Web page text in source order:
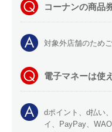
コーナンの商品
対象外店舗のため
電子マネーは使
dポイント、d払い
イ、PayPay、